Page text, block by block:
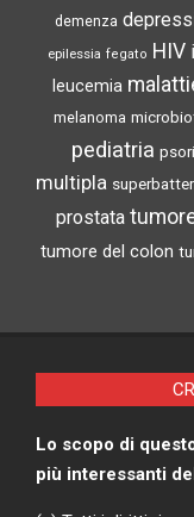
epilessia fegato HIV
leucemia
melanoma
pediatria
multipla
prostata
tumore del colon
più interessanti